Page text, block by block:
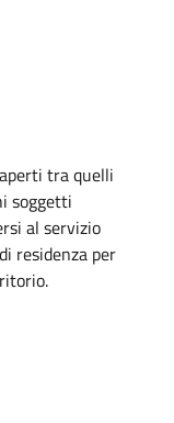
tra quelli
soggetti
al servizio
residenza per